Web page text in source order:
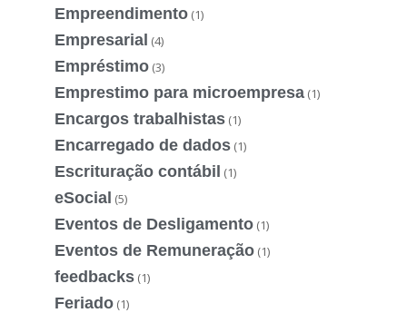
Empreendimento (1)
Empresarial (4)
Empréstimo (3)
Emprestimo para microempresa (1)
Encargos trabalhistas (1)
Encarregado de dados (1)
Escrituração contábil (1)
eSocial (5)
Eventos de Desligamento (1)
Eventos de Remuneração (1)
feedbacks (1)
Feriado (1)